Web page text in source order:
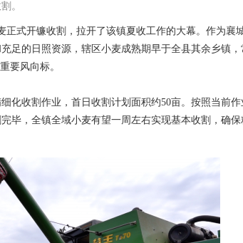
。
式开镰收割，拉开了该镇夏收工作的大幕。作为襄
足的日照资源，辖区小麦成熟期早于全县其余乡镇，
要风向标。
收割作业，首日收割计划面积约50亩。按照当前作
毕，全镇全域小麦有望一周左右实现基本收割，确保